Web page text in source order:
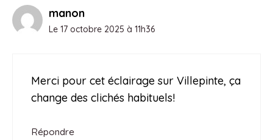
manon
Le 17 octobre 2025 à 11h36
Merci pour cet éclairage sur Villepinte, ça
change des clichés habituels!
Répondre